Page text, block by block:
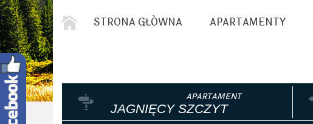
STRONA GŁÓWNA APARTAMENTY
JAGNIĘCY SZCZYT